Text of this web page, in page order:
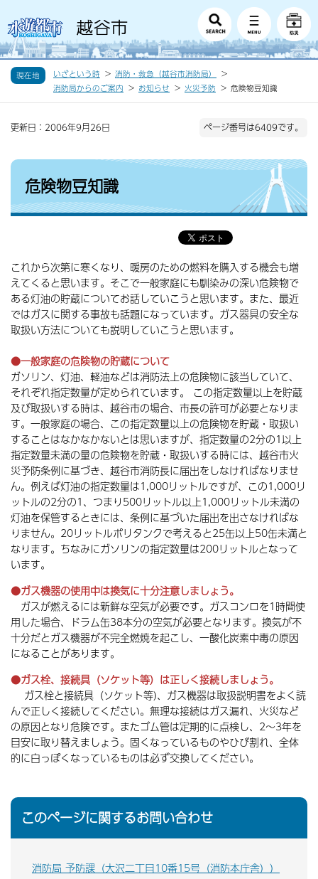
現在地 いざという時
消防・救急（越谷市消防局）
消防局からのご案内
お知らせ 火災予防 危険物豆知識
更新日：2006年9月26日 ページ番号は6409です。
危険物豆知識
これから次第に寒くなり、暖房のための燃料を購入する機会も増
えてくると思います。そこで一般家庭にも馴染みの深い危険物で
ある灯油の貯蔵についてお話していこうと思います。また、最近
ではガスに関する事故も話題になっています。ガス器具の安全な
取扱い方法についても説明していこうと思います。
●一般家庭の危険物の貯蔵について
ガソリン、灯油、軽油などは消防法上の危険物に該当していて、
それぞれ指定数量が定められています。 この指定数量以上を貯蔵
及び取扱いする時は、越谷市の場合、市長の許可が必要となりま
す。一般家庭の場合、この指定数量以上の危険物を貯蔵・取扱い
することはなかなかないとは思いますが、指定数量の2分の1以上
指定数量未満の量の危険物を貯蔵・取扱いする時には、越谷市火
災予防条例に基づき、越谷市消防長に届出をしなければなりませ
ん。例えば灯油の指定数量は1,000リットルですが、この1,000リ
ットルの2分の1、つまり500リットル以上1,000リットル未満の
灯油を保管するときには、条例に基づいた届出を出さなければな
りません。20リットルポリタンクで考えると25缶以上50缶未満と
なります。ちなみにガソリンの指定数量は200リットルとなって
います。
●ガス機器の使用中は換気に十分注意しましょう。
ガスが燃えるには新鮮な空気が必要です。ガスコンロを1時間使
用した場合、ドラム缶38本分の空気が必要となります。換気が不
十分だとガス機器が不完全燃焼を起こし、一酸化炭素中毒の原因
になることがあります。
●ガス栓、接続具（ソケット等）は正しく接続しましょう。
ガス栓と接続具（ソケット等)、ガス機器は取扱説明書をよく読
んで正しく接続してください。無理な接続はガス漏れ、火災など
の原因となり危険です。またゴム管は定期的に点検し、2〜3年を
目安に取り替えましょう。固くなっているものやひび割れ、全体
的に白っぽくなっているものは必ず交換してください。
このページに関するお問い合わせ
消防局 予防課（大沢二丁目10番15号（消防本庁舎））